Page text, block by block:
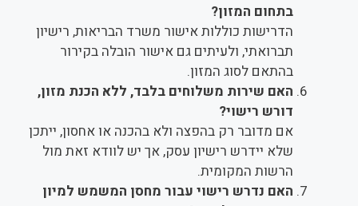
בתחום המזון?
הדרישות כוללות אישור משרד הבריאות, רישיון
תברואתי, ולעיתים גם אישור הובלה בקירור
בהתאם לסוג המזון.
האם שירות משלוחים בלבד, ללא הכנת מזון,
דורש רישוי?
אם מדובר רק בהפצה ולא בהכנה או אחסון, ייתכן
שלא יידרש רישיון עסק, אך יש לוודא זאת מול
הרשות המקומית.
האם נדרש רישוי עבור מחסן המשמש למיון